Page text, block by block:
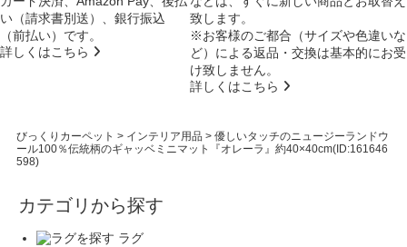
い（請求書別送）、銀行振込
（前払い）です。
詳しくはこちら
致します。
※お客様のご都合（サイズや色違いな
ど）による返品・交換は基本的にお受
け致しません。
詳しくはこちら
びっくりカーペット > インテリア用品 > 優しいタッチのニュージーランドウ
ール100％伝統柄のギャッベミニマット『オレーラ』約40×40cm(ID:161646
598)
カテゴリから探す
ラグ